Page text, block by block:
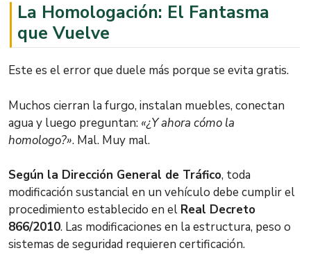
La Homologación: El Fantasma
que Vuelve
Este es el error que duele más porque se evita gratis.
Muchos cierran la furgo, instalan muebles, conectan
agua y luego preguntan: «¿Y ahora cómo la
homologo?». Mal. Muy mal.
Según la Dirección General de Tráfico, toda
modificación sustancial en un vehículo debe cumplir el
procedimiento establecido en el Real Decreto
866/2010. Las modificaciones en la estructura, peso o
sistemas de seguridad requieren certificación.